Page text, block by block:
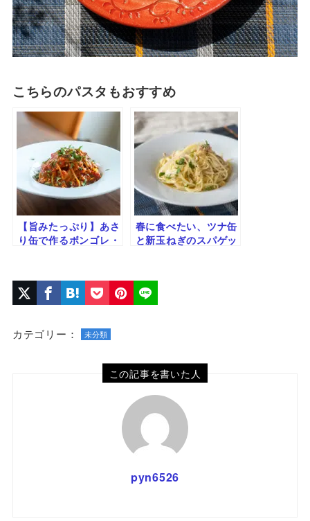
こちらのパスタもおすすめ
【旨みたっぷり】あさ
り缶で作るボンゴレ・
春に食べたい、ツナ缶
と新玉ねぎのスパゲッ
カテゴリー： 未分類
この記事を書いた人
pyn6526